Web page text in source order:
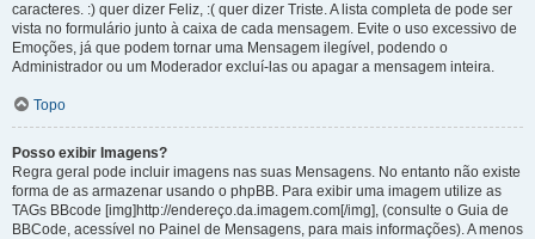
caracteres. :) quer dizer Feliz, :( quer dizer Triste. A lista completa de pode ser
vista no formulário junto à caixa de cada mensagem. Evite o uso excessivo de
Emoções, já que podem tornar uma Mensagem ilegível, podendo o
Administrador ou um Moderador excluí-las ou apagar a mensagem inteira.
Topo
Posso exibir Imagens?
Regra geral pode incluir imagens nas suas Mensagens. No entanto não existe
forma de as armazenar usando o phpBB. Para exibir uma imagem utilize as
TAGs BBcode [img]http://endereço.da.imagem.com[/img], (consulte o Guia de
BBCode, acessível no Painel de Mensagens, para mais informações). A menos